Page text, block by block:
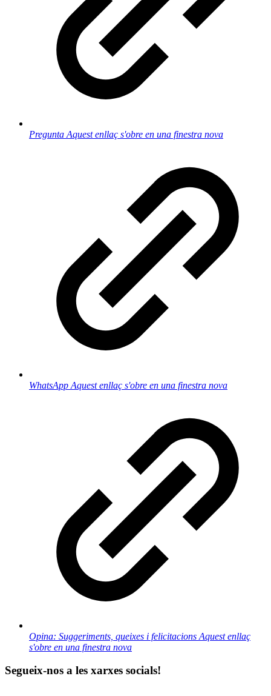
Pregunta Aquest enllaç s'obre en una finestra nova
WhatsApp Aquest enllaç s'obre en una finestra nova
Opina: Suggeriments, queixes i felicitacions Aquest enllaç
s'obre en una finestra nova
Segueix-nos a les xarxes socials!